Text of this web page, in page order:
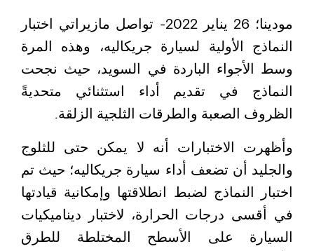
مودينا؛ 26 يناير 2022- تواصل مازيراتي اختبار
النماذج الأولية لسيارة جريكاليه، وهذه المرة
وسط الأجواء الباردة في السويد، حيث نجحت
النماذج في تقديم أداء استثنائي متحديةً
الظروف الصعبة والطرقات الثلجية الزلقة.
وأظهرت الاختبارات أنه لا يمكن حتى للثلوج
والجليد أن تضعف أداء سيارة جريكاليه؛ حيث تم
اختبار النماذج لضبط انطلاقتها وإمكانية قيادتها
في أقسى درجات الحرارة، لاختبار ديناميكيات
السيارة على الأسطح المختلطة للطرق